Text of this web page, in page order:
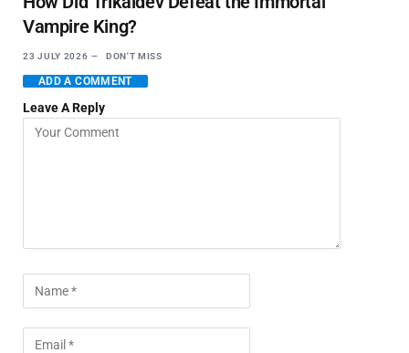
Vampire King?
23 JULY 2026 DON'T MISS
ADD A COMMENT
Leave A Reply